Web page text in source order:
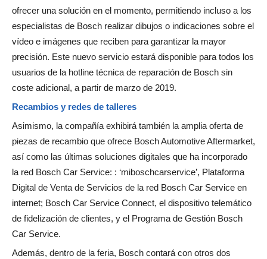
ofrecer una solución en el momento, permitiendo incluso a los
especialistas de Bosch realizar dibujos o indicaciones sobre el
vídeo e imágenes que reciben para garantizar la mayor
precisión. Este nuevo servicio estará disponible para todos los
usuarios de la hotline técnica de reparación de Bosch sin
coste adicional, a partir de marzo de 2019.
Recambios y redes de talleres
Asimismo, la compañía exhibirá también la amplia oferta de
piezas de recambio que ofrece Bosch Automotive Aftermarket,
así como las últimas soluciones digitales que ha incorporado
la red Bosch Car Service: : ‘miboschcarservice’, Plataforma
Digital de Venta de Servicios de la red Bosch Car Service en
internet; Bosch Car Service Connect, el dispositivo telemático
de fidelización de clientes, y el Programa de Gestión Bosch
Car Service.
Además, dentro de la feria, Bosch contará con otros dos